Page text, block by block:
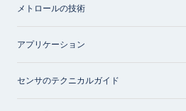
メトロールの技術
アプリケーション
センサのテクニカルガイド